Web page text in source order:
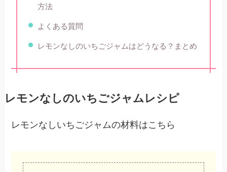
方法
よくある質問
レモンなしのいちごジャムはどうなる？まとめ
レモンなしのいちごジャムレシピ
レモンなしいちごジャムの材料はこちら